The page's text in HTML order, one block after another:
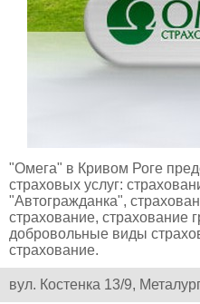
"Омега" в Кривом Роге
страховых услуг:
"Автогражданка",
страхование, страхование
добровольные виды
страхование.
вул. Костенка 13/9,